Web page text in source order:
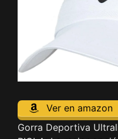
Ver en amazon
Gorra Deportiva